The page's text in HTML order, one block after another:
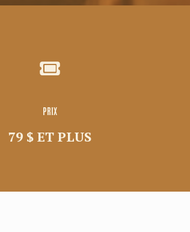
PRIX
79 $ ET PLUS